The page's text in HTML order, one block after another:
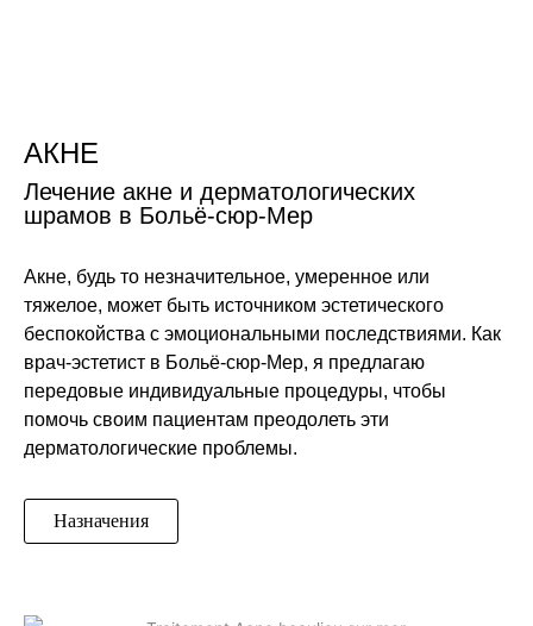
Лечение акне и дерматологических
шрамов в Больё-сюр-Мер
АКНЕ
Акне, будь то незначительное, умеренное или
тяжелое, может быть источником эстетического
беспокойства с эмоциональными последствиями. Как
врач-эстетист в Больё-сюр-Мер, я предлагаю
передовые индивидуальные процедуры, чтобы
помочь своим пациентам преодолеть эти
дерматологические проблемы.
Назначения